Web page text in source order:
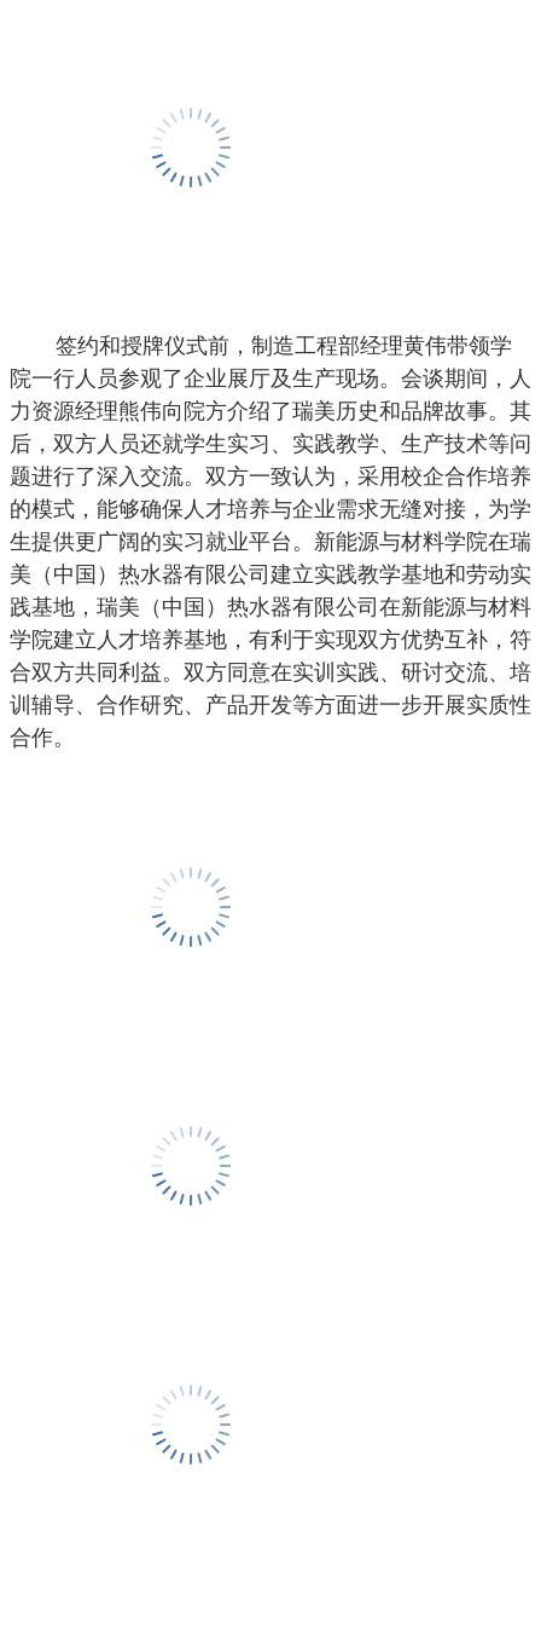
签约和授牌仪式前，制造工程部经理黄伟带领学
院一行人员参观了企业展厅及生产现场。会谈期间，人
力资源经理熊伟向院方介绍了瑞美历史和品牌故事。其
后，双方人员还就学生实习、实践教学、生产技术等问
题进行了深入交流。双方一致认为，采用校企合作培养
的模式，能够确保人才培养与企业需求无缝对接，为学
生提供更广阔的实习就业平台。新能源与材料学院在瑞
美（中国）热水器有限公司建立实践教学基地和劳动实
践基地，瑞美（中国）热水器有限公司在新能源与材料
学院建立人才培养基地，有利于实现双方优势互补，符
合双方共同利益。双方同意在实训实践、研讨交流、培
训辅导、合作研究、产品开发等方面进一步开展实质性
合作。